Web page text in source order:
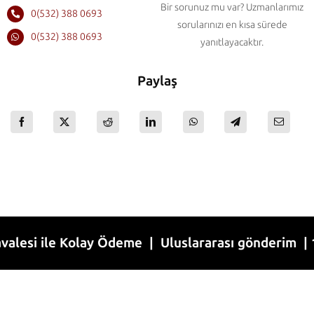
0(532) 388 0693
0(532) 388 0693
Bir sorunuz mu var? Uzmanlarımız
sorularınızı en kısa sürede
yanıtlayacaktır.
Paylaş
Kolay Ödeme | Uluslararası gönderim | 1-7